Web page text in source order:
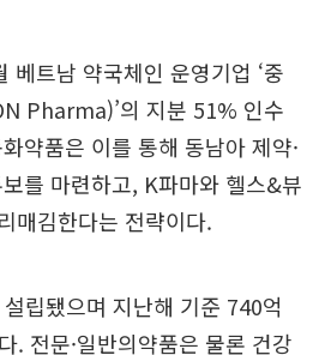
베트남 약국체인 운영기업 ‘중
Pharma)’의 지분 51% 인수
약품은 이를 통해 동남아 제약·
를 마련하고, K파마와 헬스&뷰
매김한다는 전략이다.
립됐으며 지난해 기준 740억
. 전문·일반의약품은 물론 건강